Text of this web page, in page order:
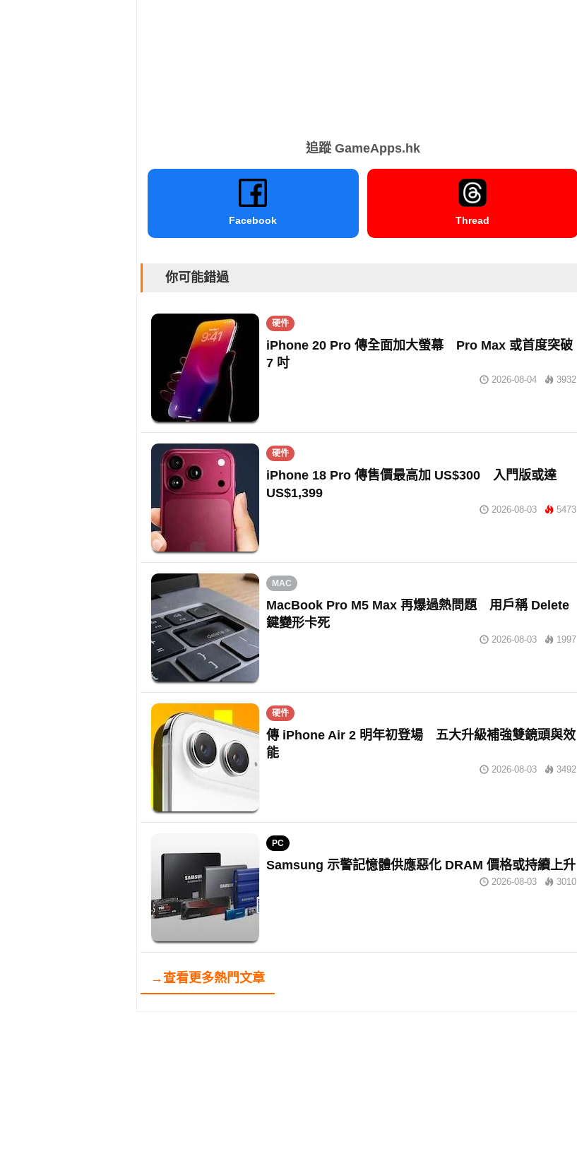
追蹤 GameApps.hk
Facebook Thread
你可能錯過
硬件
iPhone 20 Pro 傳全面加大螢幕 Pro Max 或首度突破
7 吋
2026-08-04 3932
硬件
iPhone 18 Pro 傳售價最高加 US$300 入門版或達
US$1,399
2026-08-03 5473
MAC
MacBook Pro M5 Max 再爆過熱問題 用戶稱 Delete
鍵變形卡死
2026-08-03 1997
硬件
傳 iPhone Air 2 明年初登場 五大升級補強雙鏡頭與效
能
2026-08-03 3492
PC
Samsung 示警記憶體供應惡化 DRAM 價格或持續上升
2026-08-03 3010
→查看更多熱門文章